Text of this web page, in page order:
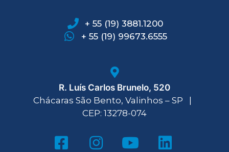
+ 55 (19) 3881.1200
+ 55 (19) 99673.6555
R. Luís Carlos Brunelo, 520
Chácaras São Bento, Valinhos – SP |
CEP: 13278-074